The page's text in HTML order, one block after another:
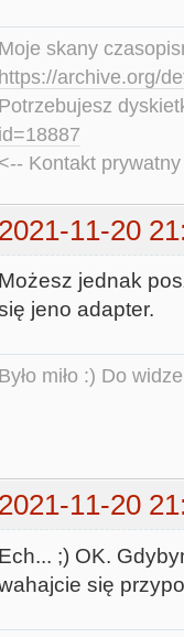
Moje skany
https://archive.org/
Potrzebujesz
id=18887
<-- Kontakt
2021-11-20
Możesz jednak
jeno adapter.
Było miło :) Do
2021-11-20
Ech... ;) OK.
się